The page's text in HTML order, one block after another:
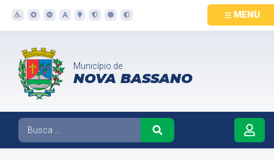
MENU
Município de
NOVA BASSANO